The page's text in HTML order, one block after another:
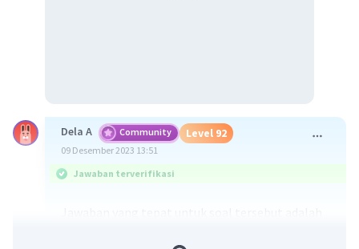
Dela A Community Level 92
09 Desember 2023 13:51
Jawaban terverifikasi